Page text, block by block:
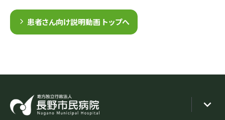
患者さん向け説明動画 トップへ